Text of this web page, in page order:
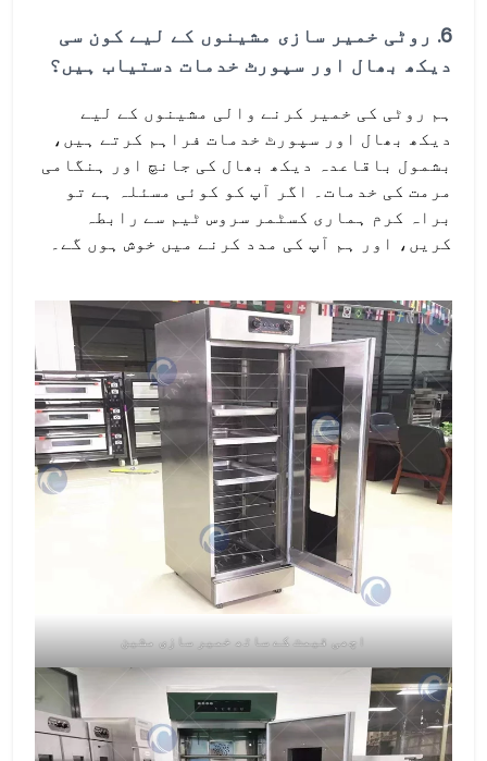
6. روٹی خمیر سازی مشینوں کے لیے کون سی
دیکھ بھال اور سپورٹ خدمات دستیاب ہیں؟
ہم روٹی کی خمیر کرنے والی مشینوں کے لیے
دیکھ بھال اور سپورٹ خدمات فراہم کرتے ہیں،
بشمول باقاعدہ دیکھ بھال کی جانچ اور ہنگامی
مرمت کی خدمات۔ اگر آپ کو کوئی مسئلہ ہے تو
براہ کرم ہماری کسٹمر سروس ٹیم سے رابطہ
کریں، اور ہم آپ کی مدد کرنے میں خوش ہوں گے۔
اچھی قیمت کے ساتھ خمیر سازی مشین